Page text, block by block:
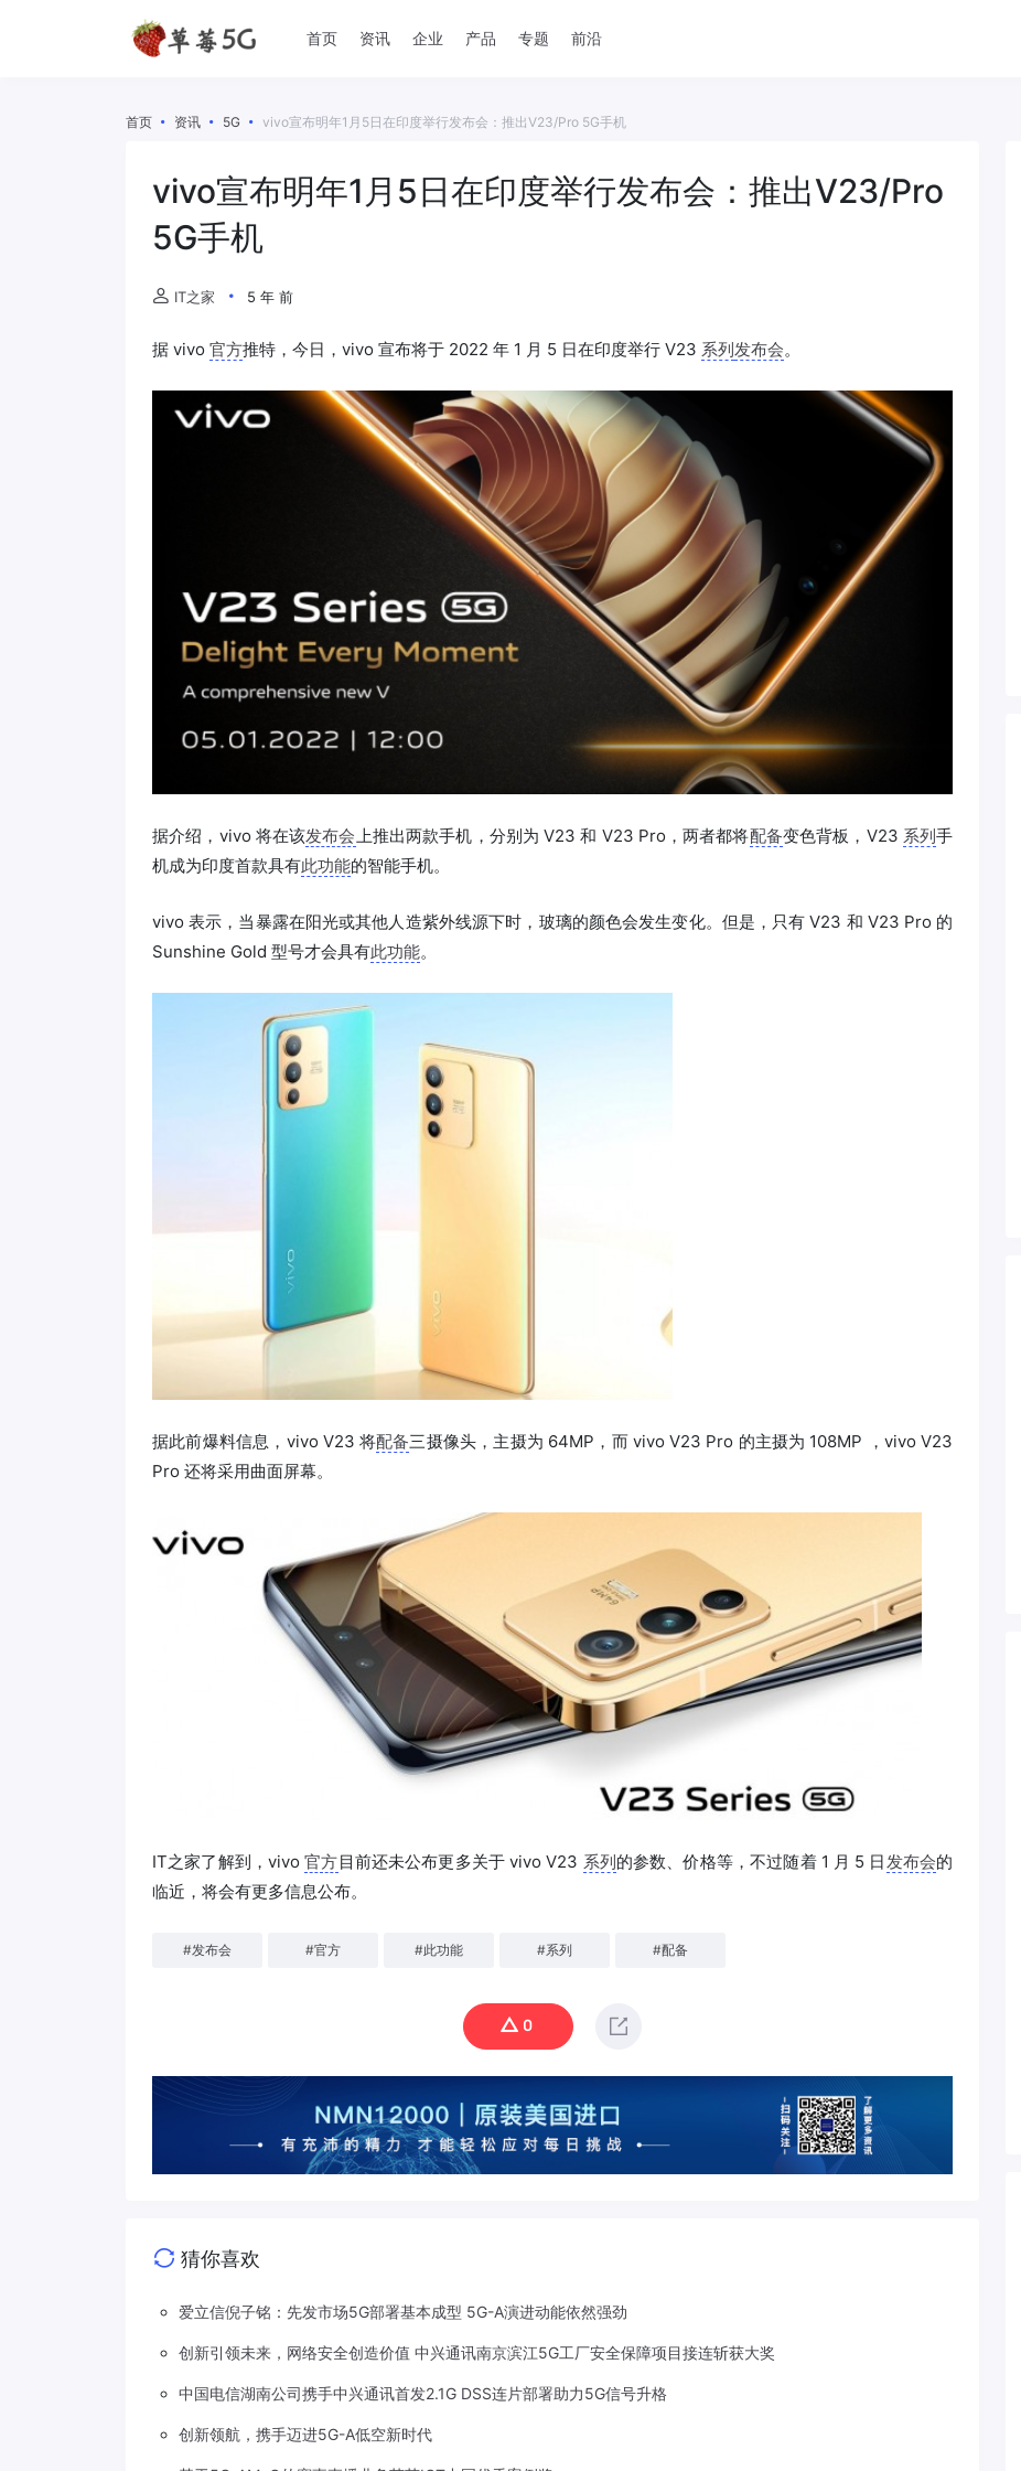
首页 资讯 企业 产品 专题 前沿
首页 资讯 5G vivo宣布明年1月5日在印度举行发布会：推出V23/Pro 5G手机
vivo宣布明年1月5日在印度举行发布会：推出V23/Pro
5G手机
IT之家 5 年 前
据 vivo 官方推特，今日，vivo 宣布将于 2022 年 1 月 5 日在印度举行 V23 系列发布会。
据介绍，vivo 将在该发布会上推出两款手机，分别为 V23 和 V23 Pro，两者都将配备变色背板，V23 系列手
机成为印度首款具有此功能的智能手机。
vivo 表示，当暴露在阳光或其他人造紫外线源下时，玻璃的颜色会发生变化。但是，只有 V23 和 V23 Pro 的
Sunshine Gold 型号才会具有此功能。
据此前爆料信息，vivo V23 将配备三摄像头，主摄为 64MP，而 vivo V23 Pro 的主摄为 108MP ，vivo V23
Pro 还将采用曲面屏幕。
IT之家了解到，vivo官方目前还未公布更多关于 vivo V23 系列的参数、价格等，不过随着 1 月 5 日发布会的
临近，将会有更多信息公布。
#发布会 #官方 #此功能 #系列 #配备
0
猜你喜欢
爱立信倪子铭：先发市场5G部署基本成型 5G-A演进动能依然强劲
创新引领未来，网络安全创造价值 中兴通讯南京滨江5G工厂安全保障项目接连斩获大奖
中国电信湖南公司携手中兴通讯首发2.1G DSS连片部署助力5G信号升格
创新领航，携手迈进5G-A低空新时代